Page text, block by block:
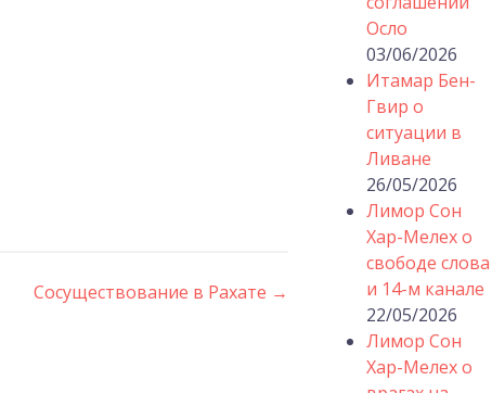
Сосуществование в Рахате →
Осло
03/06/2026
Итамар Бен-
Гвир о
ситуации в
Ливане
26/05/2026
Лимор Сон
Хар-Мелех о
свободе слова
и 14-м канале
22/05/2026
Лимор Сон
Хар-Мелех о